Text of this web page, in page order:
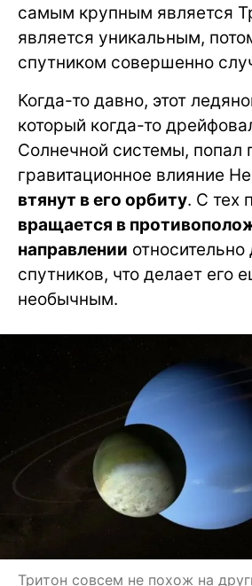
самым крупным является
является уникальным,
спутником совершенно
Когда-то давно, этот
который когда-то
Солнечной системы, попал
гравитационное влияние
втянут в его орбиту. С тех
вращается в
направлении относительно
спутников, что делает его
необычным.
Тритон совсем не похож на